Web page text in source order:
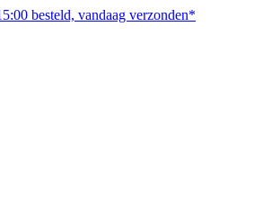
besteld, vandaag verzonden*